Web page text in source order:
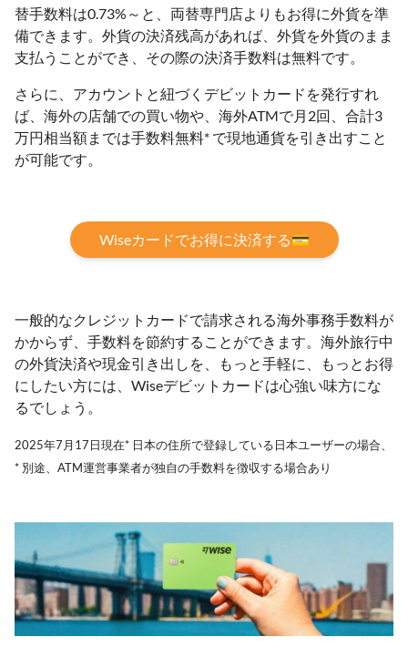
替手数料は0.73%～と、両替専門店よりもお得に外貨を準
備できます。外貨の決済残高があれば、外貨を外貨のまま
支払うことができ、その際の決済手数料は無料です。
さらに、アカウントと紐づくデビットカードを発行すれ
ば、海外の店舗での買い物や、海外ATMで月2回、合計3
万円相当額までは手数料無料* で現地通貨を引き出すこと
が可能です。
Wiseカードでお得に決済する💳
一般的なクレジットカードで請求される海外事務手数料が
かからず、手数料を節約することができます。海外旅行中
の外貨決済や現金引き出しを、もっと手軽に、もっとお得
にしたい方には、Wiseデビットカードは心強い味方にな
るでしょう。
2025年7月17日現在* 日本の住所で登録している日本ユーザーの場合、
* 別途、ATM運営事業者が独自の手数料を徴収する場合あり